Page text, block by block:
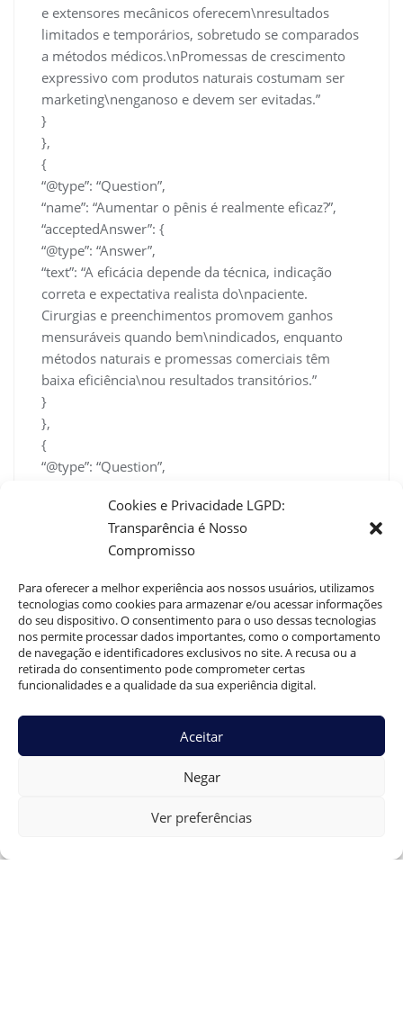
Cookies e Privacidade LGPD:
Transparência é Nosso
Compromisso
Para oferecer a melhor experiência aos nossos usuários, utilizamos
tecnologias como cookies para armazenar e/ou acessar informações
do seu dispositivo. O consentimento para o uso dessas tecnologias
nos permite processar dados importantes, como o comportamento
de navegação e identificadores exclusivos no site. A recusa ou a
retirada do consentimento pode comprometer certas
funcionalidades e a qualidade da sua experiência digital.
Aceitar
Negar
Ver preferências
e extensores mecânicos oferecem\nresultados
limitados e temporários, sobretudo se comparados
a métodos médicos.\nPromessas de crescimento
expressivo com produtos naturais costumam ser
marketing\nenganoso e devem ser evitadas.”
}
},
{
“@type”: “Question”,
“name”: “Aumentar o pênis é realmente eficaz?”,
“acceptedAnswer”: {
“@type”: “Answer”,
“text”: “A eficácia depende da técnica, indicação
correta e expectativa realista do\npaciente.
Cirurgias e preenchimentos promovem ganhos
mensuráveis quando bem\nindicados, enquanto
métodos naturais e promessas comerciais têm
baixa eficiência\nou resultados transitórios.”
}
},
{
“@type”: “Question”,
aumento peniano?”,
“acceptedAnswer”: {
“@type”: “Answer”,
procedimentos cirúrgicos podem custar de
R$\n10.000,00 a R$ 50.000,00, já preenchimentos
com ácido hialurônico ficam na média\nde R$
4.000,00 a R$ 10.000,00, conforme o volume e o
profissional. Sempre avalie\nriscos e benefícios